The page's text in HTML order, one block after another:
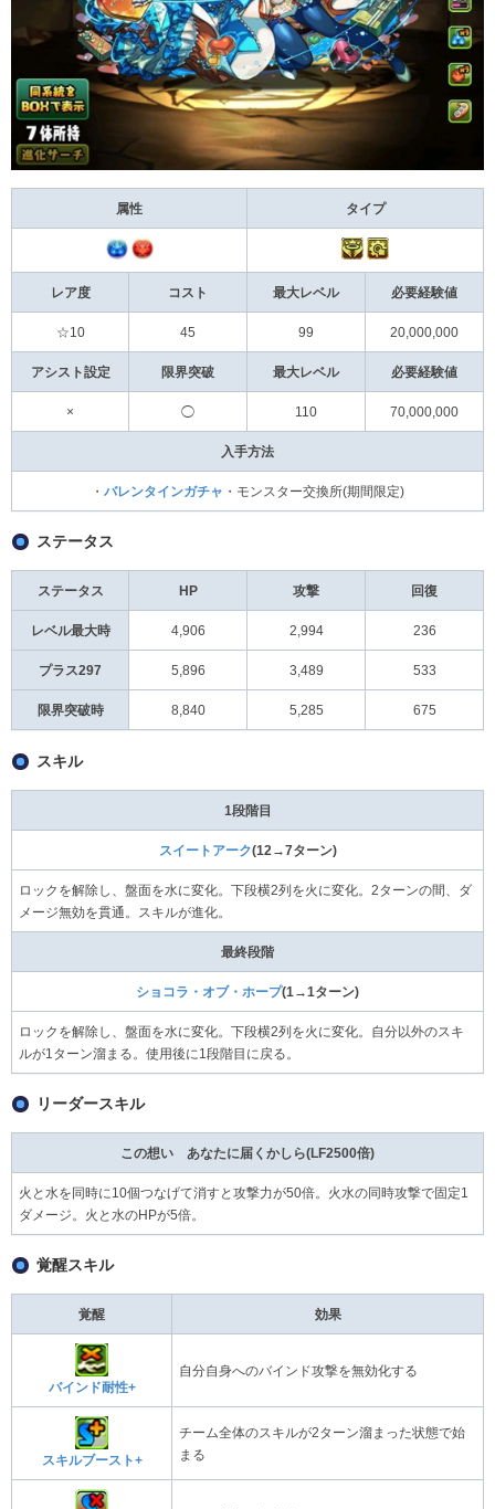
属性 タイプ
レア度 コスト 最大レベル 必要経験値
☆10 45 99 20,000,000
アシスト設定 限界突破 最大レベル 必要経験値
× ◯ 110 70,000,000
入手方法
・ バレンタインガチャ ・モンスター交換所(期間限定)
ステータス
ステータス HP 攻撃 回復
レベル最大時 4,906 2,994 236
プラス297 5,896 3,489 533
限界突破時 8,840 5,285 675
スキル
1段階目
スイートアーク(12→7ターン)
ロックを解除し、盤面を水に変化。下段横2列を火に変化。2ターンの間、ダ
メージ無効を貫通。スキルが進化。
最終段階
ショコラ・オブ・ホープ(1→1ターン)
ロックを解除し、盤面を水に変化。下段横2列を火に変化。自分以外のスキ
ルが1ターン溜まる。使用後に1段階目に戻る。
リーダースキル
この想い あなたに届くかしら(LF2500倍)
火と水を同時に10個つなげて消すと攻撃力が50倍。火水の同時攻撃で固定1
ダメージ。火と水のHPが5倍。
覚醒スキル
覚醒 効果
バインド耐性+
自分自身へのバインド攻撃を無効化する
スキルブースト+
チーム全体のスキルが2ターン溜まった状態で始
まる